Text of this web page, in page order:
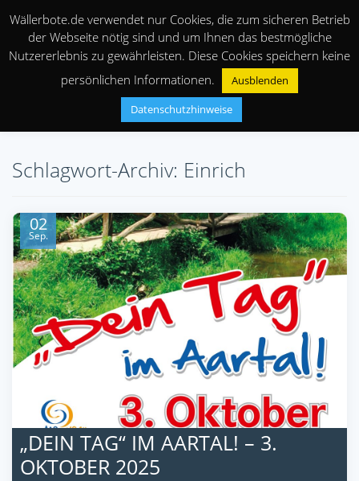
Schlagwort-Archiv: Einrich
02
Sep.
„DEIN TAG“ IM AARTAL! – 3.
OKTOBER 2025
Wällerbote.de verwendet nur Cookies, die zum sicheren Betrieb
der Webseite nötig sind und um Ihnen das bestmögliche
Nutzererlebnis zu gewährleisten. Diese Cookies speichern keine
persönlichen Informationen.
Ausblenden
Datenschutzhinweise